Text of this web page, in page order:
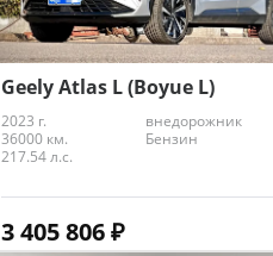
Geely Atlas L (Boyue L)
2023 г.
внедорожник
36000 км.
Бензин
217.54 л.с.
3 405 806₽